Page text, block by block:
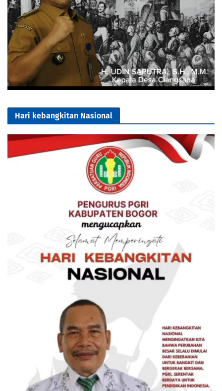
Hari kebangkitan Nasional